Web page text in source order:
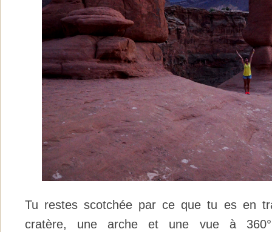
Tu restes scotchée par ce que tu es en
cratère, une arche et une vue à